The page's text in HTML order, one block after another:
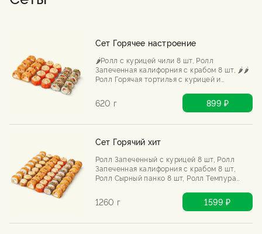
Сет Горячее настроение
🌶️Ролл с курицей чили 8 шт, Ролл
Запеченная калифорния с крабом 8 шт, 🌶️🌶️
Ролл Горячая тортилья с курицей и
620 г 899 ₽
Сет Горячий хит
Ролл Запеченный с курицей 8 шт, Ролл
Запеченная калифорния с крабом 8 шт,
Ролл Сырный панко 8 шт, Ролл Темпура
курицей и шрирача 8 шт, Ролл Горячая
тортилья с беконом 8 шт
1260 г 1599 ₽